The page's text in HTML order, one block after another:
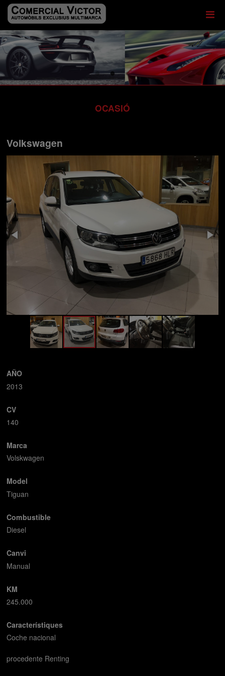
OCASIÓ
Volkswagen
AÑO
2013
CV
140
Marca
Volskwagen
Model
Tiguan
Combustible
Diesel
Canvi
Manual
KM
245.000
Característiques
Coche nacional
procedente Renting